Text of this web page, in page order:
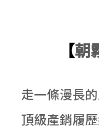
【朝
走一條漫長
頂級產銷履